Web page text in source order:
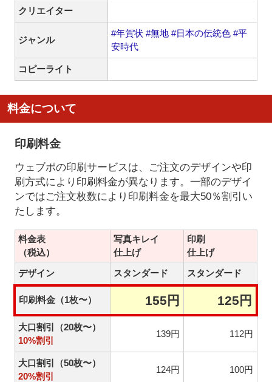
クリエイター
ジャンル
#年賀状 #無地 #日本の伝統色 #平
安時代
コピーライト
料金について
印刷料金
ウェブポの印刷サービスは、ご注文のデザインや印
刷方式により印刷料金が異なります。一部のデザイ
ンではご注文枚数により印刷料金を最大50％割引い
たします。
料金表
（税込）
写真キレイ
仕上げ
印刷
仕上げ
デザイン
スタンダード スタンダード
印刷料金（1枚〜） 155円 125円
大口割引（20枚〜）
10%割引
139円 112円
大口割引（50枚〜）
20%割引
124円 100円